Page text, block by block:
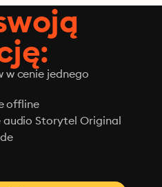
w cenie jednego
offline
audio Storytel Original